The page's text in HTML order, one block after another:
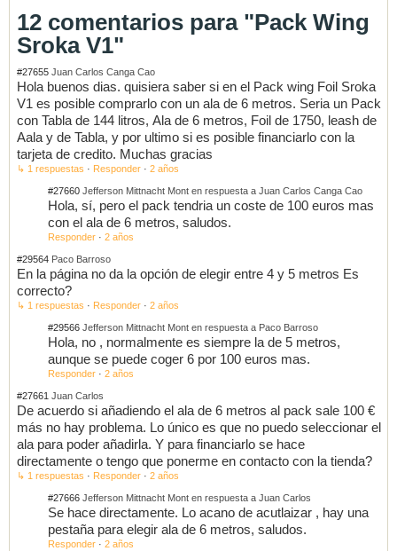
12 comentarios para "Pack Wing
Sroka V1"
#27655 Juan Carlos Canga Cao
Hola buenos dias. quisiera saber si en el Pack wing Foil Sroka
V1 es posible comprarlo con un ala de 6 metros. Seria un Pack
con Tabla de 144 litros, Ala de 6 metros, Foil de 1750, leash de
Aala y de Tabla, y por ultimo si es posible financiarlo con la
tarjeta de credito. Muchas gracias
↳ 1 respuestas · Responder· 2 años
#27660 Jefferson Mittnacht Mont en respuesta a Juan Carlos Canga Cao
Hola, sí, pero el pack tendria un coste de 100 euros mas
con el ala de 6 metros, saludos.
Responder· 2 años
#29564 Paco Barroso
En la página no da la opción de elegir entre 4 y 5 metros Es
correcto?
↳ 1 respuestas · Responder· 2 años
#29566 Jefferson Mittnacht Mont en respuesta a Paco Barroso
Hola, no , normalmente es siempre la de 5 metros,
aunque se puede coger 6 por 100 euros mas.
Responder· 2 años
#27661 Juan Carlos
De acuerdo si añadiendo el ala de 6 metros al pack sale 100 €
más no hay problema. Lo único es que no puedo seleccionar el
ala para poder añadirla. Y para financiarlo se hace
directamente o tengo que ponerme en contacto con la tienda?
↳ 1 respuestas · Responder· 2 años
#27666 Jefferson Mittnacht Mont en respuesta a Juan Carlos
Se hace directamente. Lo acano de acutlaizar , hay una
pestaña para elegir ala de 6 metros, saludos.
Responder· 2 años